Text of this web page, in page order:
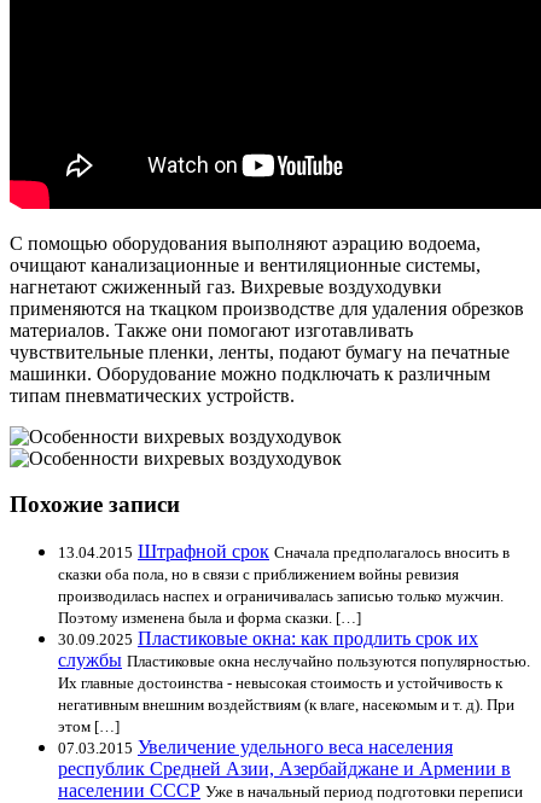
С помощью оборудования выполняют аэрацию водоема,
очищают канализационные и вентиляционные системы,
нагнетают сжиженный газ. Вихревые воздуходувки
применяются на ткацком производстве для удаления обрезков
материалов. Также они помогают изготавливать
чувствительные пленки, ленты, подают бумагу на печатные
машинки. Оборудование можно подключать к различным
типам пневматических устройств.
Похожие записи
13.04.2015 Штрафной срок Сначала предполагалось вносить в
сказки оба пола, но в связи с приближением войны ревизия
производилась наспех и ограничивалась записью только мужчин.
Поэтому изменена была и форма сказки. […]
30.09.2025 Пластиковые окна: как продлить срок их
службы Пластиковые окна неслучайно пользуются популярностью.
Их главные достоинства - невысокая стоимость и устойчивость к
негативным внешним воздействиям (к влаге, насекомым и т. д). При
этом […]
07.03.2015 Увеличение удельного веса населения
республик Средней Азии, Азербайджане и Армении в
населении СССР Уже в начальный период подготовки переписи